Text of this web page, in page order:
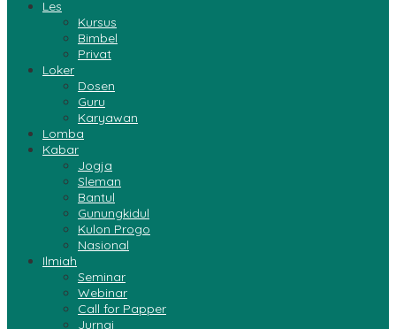
Les
Kursus
Bimbel
Privat
Loker
Dosen
Guru
Karyawan
Lomba
Kabar
Jogja
Sleman
Bantul
Gunungkidul
Kulon Progo
Nasional
Ilmiah
Seminar
Webinar
Call for Papper
Jurnai